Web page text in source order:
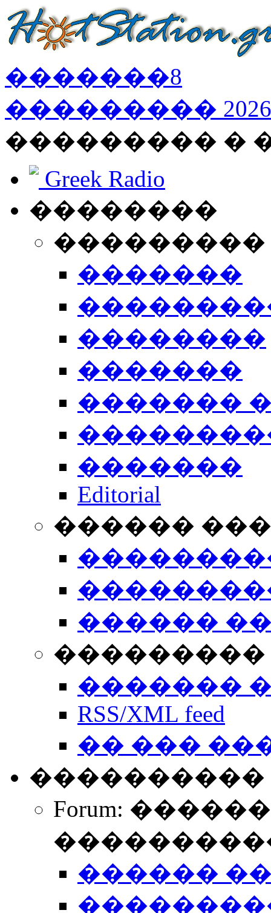
�������8
��������� 2026
��������� �
Greek Radio
��������
�������
��������
�������
�������
�������
Editorial
������
������
���������
�������
RSS/XML feed
�� ���
����������
Forum:
������